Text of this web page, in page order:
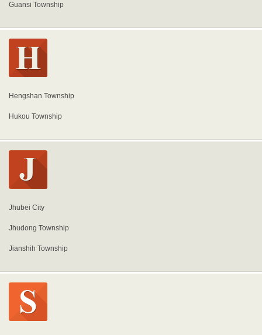
Guansi Township
Hengshan Township
Hukou Township
Jhubei City
Jhudong Township
Jianshih Township